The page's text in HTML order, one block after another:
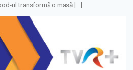
ul transformă o masă […]